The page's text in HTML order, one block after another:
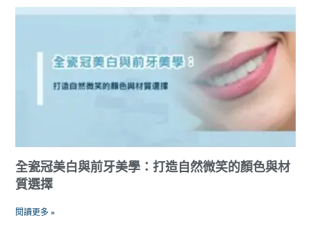
全瓷冠美白與前牙美學：打造自然微笑的顏色與材
質選擇
閱讀更多 »